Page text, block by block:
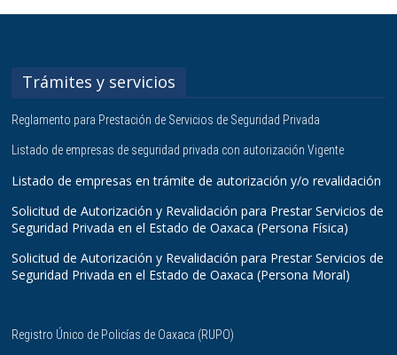
Trámites y servicios
Reglamento para Prestación de Servicios de Seguridad Privada
Listado de empresas de seguridad privada con autorización Vigente
Listado de empresas en trámite de autorización y/o revalidación
Solicitud de Autorización y Revalidación para Prestar Servicios de
Seguridad Privada en el Estado de Oaxaca (Persona Física)
Solicitud de Autorización y Revalidación para Prestar Servicios de
Seguridad Privada en el Estado de Oaxaca (Persona Moral)
Registro Único de Policías de Oaxaca (RUPO)